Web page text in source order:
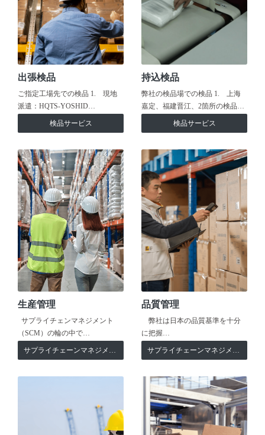
出張検品
ご指定工場先での検品 1. 現地
派遣：HQTS-YOSHID…
検品サービス
持込検品
弊社の検品場での検品 1. 上海
嘉定、福建晋江、2箇所の検品…
検品サービス
生産管理
サプライチェンマネジメント
（SCM）の輪の中で…
サプライチェーンマネジメント
品質管理
弊社は日本の品質基準を十分
に把握…
サプライチェーンマネジメント